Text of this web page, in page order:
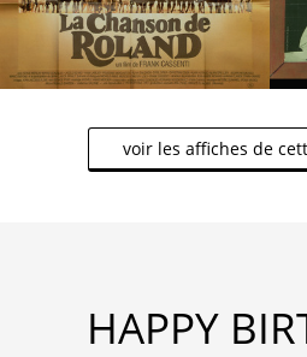
voir les affiches de
HAPPY